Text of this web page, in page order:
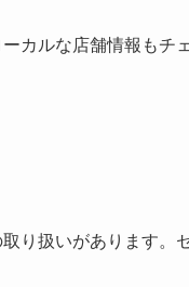
カルな店舗情報もチ
り扱いがあります。